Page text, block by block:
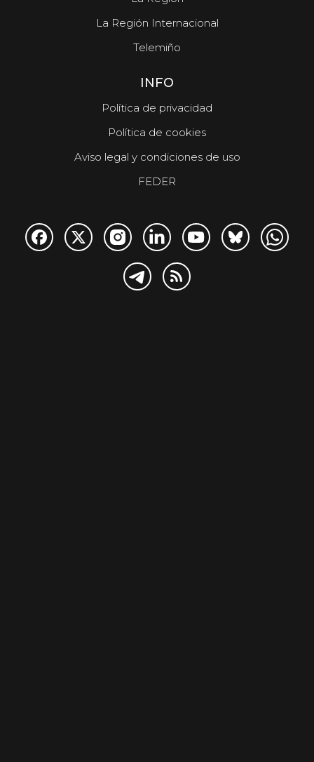
La Región Internacional
Telemiño
INFO
Política de privacidad
Política de cookies
Aviso legal y condiciones de uso
FEDER